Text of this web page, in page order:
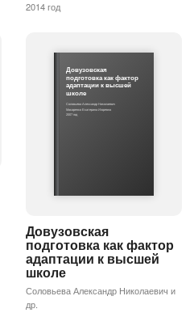
2014 год
Довузовская
подготовка как фактор
адаптации к высшей
школе
Соловьева Александр Николаевич
Макаренко Екатерина Игоревна
2007 год
Довузовская
подготовка как фактор
адаптации к высшей
школе
Соловьева Александр Николаевич и
др.